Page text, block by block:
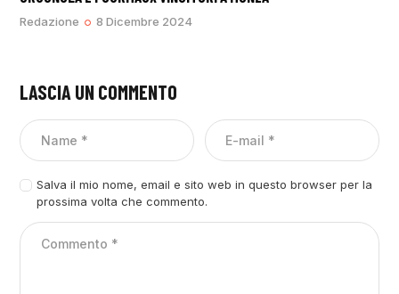
Redazione 8 Dicembre 2024
LASCIA UN COMMENTO
Salva il mio nome, email e sito web in questo browser per la
prossima volta che commento.